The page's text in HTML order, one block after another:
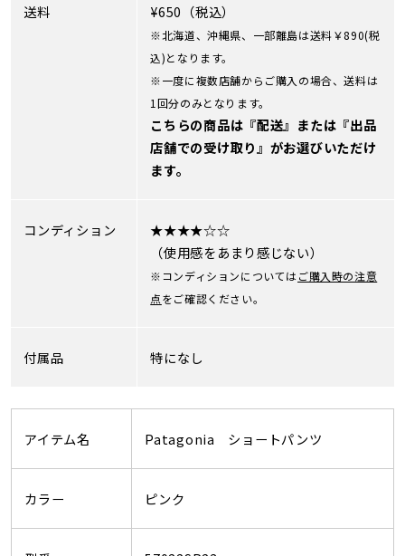
送料 ¥650（税込）
※北海道、沖縄県、一部離島は送料￥890(税
込)となります。
※一度に複数店舗からご購入の場合、送料は
1回分のみとなります。
こちらの商品は『配送』または『出品
店舗での受け取り』がお選びいただけ
ます。
コンディション
★★★★☆☆
（使用感をあまり感じない）
※コンディションについてはご購入時の注意
点をご確認ください。
付属品 特になし
アイテム名 Patagonia ショートパンツ
カラー ピンク